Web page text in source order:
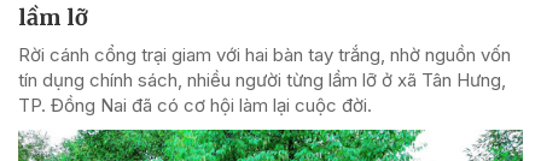
lầm lỡ
Rời cánh cổng trại giam với hai bàn tay trắng, nhờ nguồn vốn
tín dụng chính sách, nhiều người từng lầm lỡ ở xã Tân Hưng,
TP. Đồng Nai đã có cơ hội làm lại cuộc đời.